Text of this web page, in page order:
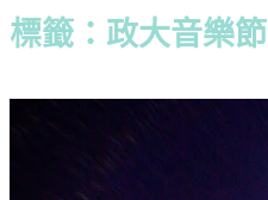
標籤：政大音樂節